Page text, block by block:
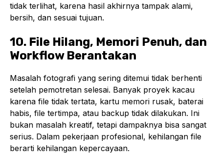
tidak terlihat, karena hasil akhirnya tampak alami,
bersih, dan sesuai tujuan.
10. File Hilang, Memori Penuh, dan
Workflow Berantakan
Masalah fotografi yang sering ditemui tidak berhenti
setelah pemotretan selesai. Banyak proyek kacau
karena file tidak tertata, kartu memori rusak, baterai
habis, file tertimpa, atau backup tidak dilakukan. Ini
bukan masalah kreatif, tetapi dampaknya bisa sangat
serius. Dalam pekerjaan profesional, kehilangan file
berarti kehilangan kepercayaan.